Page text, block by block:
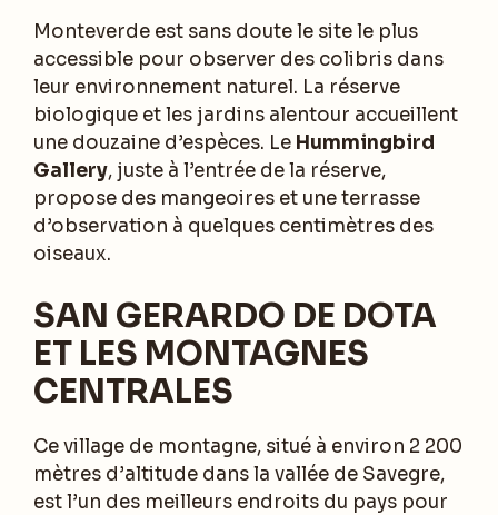
Monteverde est sans doute le site le plus
accessible pour observer des colibris dans
leur environnement naturel. La réserve
biologique et les jardins alentour accueillent
une douzaine d’espèces. Le Hummingbird
Gallery, juste à l’entrée de la réserve,
propose des mangeoires et une terrasse
d’observation à quelques centimètres des
oiseaux.
SAN GERARDO DE DOTA
ET LES MONTAGNES
CENTRALES
Ce village de montagne, situé à environ 2 200
mètres d’altitude dans la vallée de Savegre,
est l’un des meilleurs endroits du pays pour